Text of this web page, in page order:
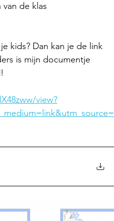
de klas
kids? Dan kan je de link
is mijn documentje
view?